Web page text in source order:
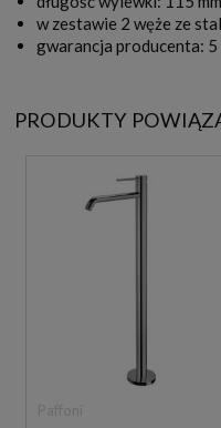
w zestawie 2 węże ze
gwarancja producenta:
PRODUKTY